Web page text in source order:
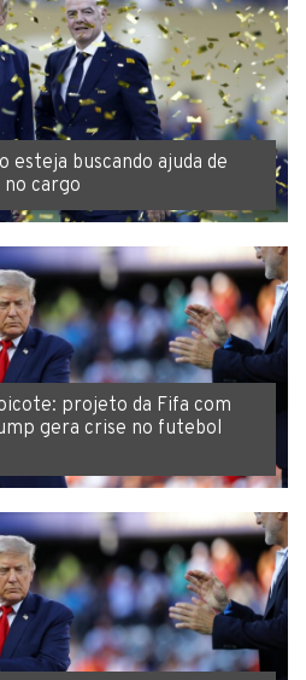
esteja buscando ajuda de
cargo
projeto da Fifa com
gera crise no futebol